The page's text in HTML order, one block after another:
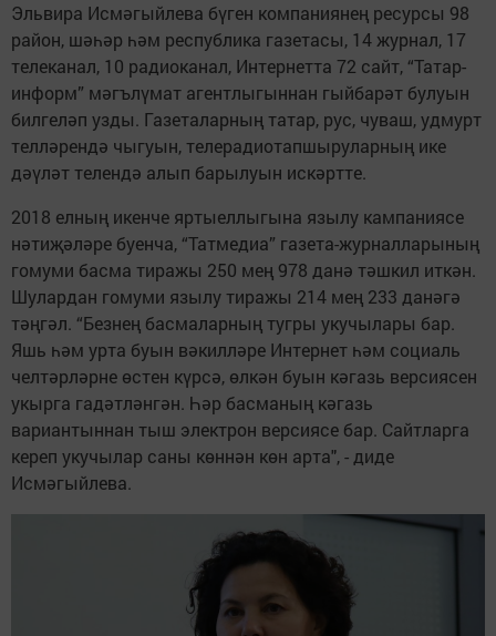
Эльвира Исмәгыйлева бүген компаниянең ресурсы 98
район, шәһәр һәм республика газетасы, 14 журнал, 17
телеканал, 10 радиоканал, Интернетта 72 сайт, “Татар-
информ” мәгълүмат агентлыгыннан гыйбарәт булуын
билгеләп узды. Газеталарның татар, рус, чуваш, удмурт
телләрендә чыгуын, телерадиотапшыруларның ике
дәүләт телендә алып барылуын искәртте.
2018 елның икенче яртыеллыгына язылу кампаниясе
нәтиҗәләре буенча, “Татмедиа” газета-журналларының
гомуми басма тиражы 250 мең 978 данә тәшкил иткән.
Шулардан гомуми язылу тиражы 214 мең 233 данәгә
тәңгәл. “Безнең басмаларның тугры укучылары бар.
Яшь һәм урта буын вәкилләре Интернет һәм социаль
челтәрләрне өстен күрсә, өлкән буын кәгазь версиясен
укырга гадәтләнгән. Һәр басманың кәгазь
вариантыннан тыш электрон версиясе бар. Сайтларга
кереп укучылар саны көннән көн арта", - диде
Исмәгыйлева.